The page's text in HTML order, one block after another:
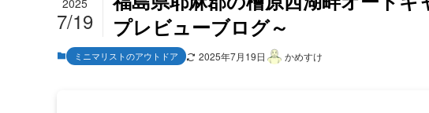
プレビューブログ～
2025
7/19
ミニマリストのアウトドア 2025年7月19日 かめすけ